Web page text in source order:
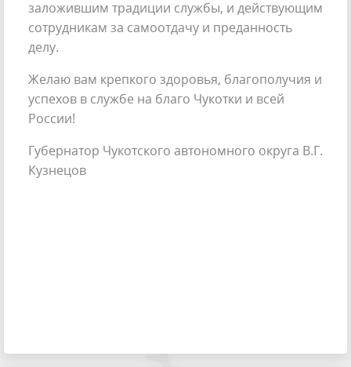
заложившим традиции службы, и действующим
сотрудникам за самоотдачу и преданность
делу.
Желаю вам крепкого здоровья, благополучия и
успехов в службе на благо Чукотки и всей
России!
Губернатор Чукотского автономного округа В.Г.
Кузнецов